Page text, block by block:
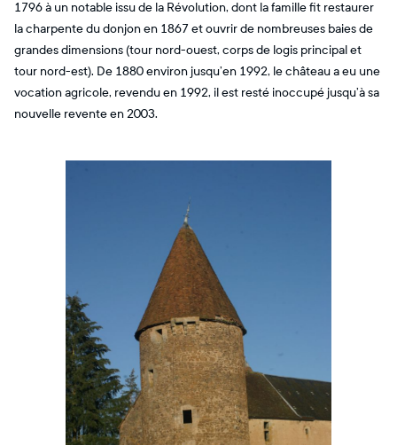
1796 à un notable issu de la Révolution, dont la famille fit restaurer
la charpente du donjon en 1867 et ouvrir de nombreuses baies de
grandes dimensions (tour nord-ouest, corps de logis principal et
tour nord-est). De 1880 environ jusqu’en 1992, le château a eu une
vocation agricole, revendu en 1992, il est resté inoccupé jusqu’à sa
nouvelle revente en 2003.